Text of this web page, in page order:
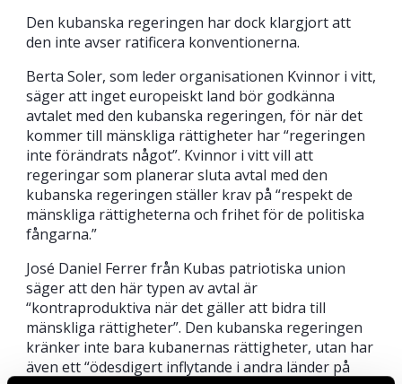
Den kubanska regeringen har dock klargjort att
den inte avser ratificera konventionerna.
Berta Soler, som leder organisationen Kvinnor i vitt,
säger att inget europeiskt land bör godkänna
avtalet med den kubanska regeringen, för när det
kommer till mänskliga rättigheter har “regeringen
inte förändrats något”. Kvinnor i vitt vill att
regeringar som planerar sluta avtal med den
kubanska regeringen ställer krav på “respekt de
mänskliga rättigheterna och frihet för de politiska
fångarna.”
José Daniel Ferrer från Kubas patriotiska union
säger att den här typen av avtal är
“kontraproduktiva när det gäller att bidra till
mänskliga rättigheter”. Den kubanska regeringen
kränker inte bara kubanernas rättigheter, utan har
även ett “ödesdigert inflytande i andra länder på